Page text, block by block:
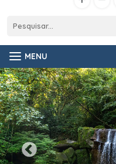
MENU